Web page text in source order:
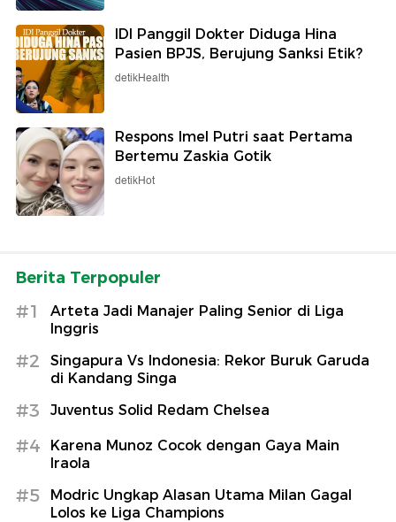
IDI Panggil Dokter Diduga Hina
Pasien BPJS, Berujung Sanksi Etik?
detikHealth
Respons Imel Putri saat Pertama
Bertemu Zaskia Gotik
detikHot
Berita Terpopuler
#1
Arteta Jadi Manajer Paling Senior di Liga
Inggris
#2
Singapura Vs Indonesia: Rekor Buruk Garuda
di Kandang Singa
#3 Juventus Solid Redam Chelsea
#4
Karena Munoz Cocok dengan Gaya Main
Iraola
#5
Modric Ungkap Alasan Utama Milan Gagal
Lolos ke Liga Champions